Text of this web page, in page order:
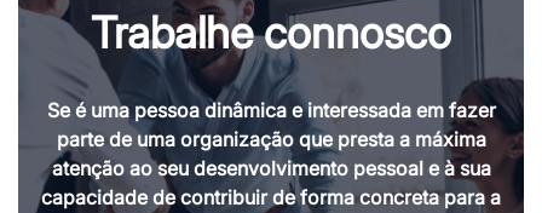
Trabalhe connosco
Se é uma pessoa dinâmica e interessada em fazer
parte de uma organização que presta a máxima
atenção ao seu desenvolvimento pessoal e à sua
capacidade de contribuir de forma concreta para a